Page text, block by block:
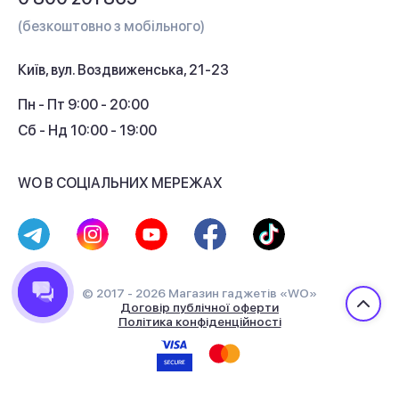
Кешбек
(безкоштовно з мобільного)
Київ, вул. Воздвиженська, 21-23
Пн - Пт 9:00 - 20:00
Сб - Нд 10:00 - 19:00
WO В СОЦІАЛЬНИХ МЕРЕЖАХ
© 2017 - 2026 Магазин гаджетів «WO»
Договір публічної оферти
Політика конфіденційності